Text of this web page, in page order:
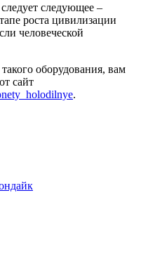
следующее –
роста цивилизации
человеческой
оборудования, вам
сайт
.